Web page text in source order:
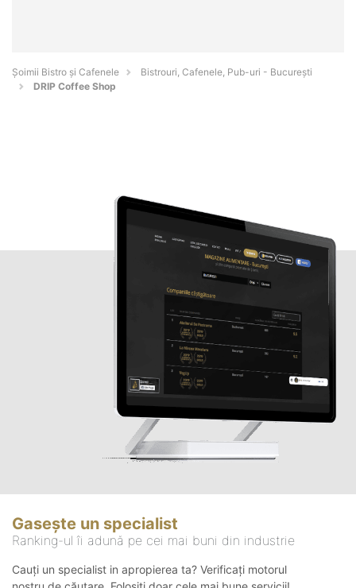
Șoimii Bistro și Cafenele
Bistrouri, Cafenele, Pub-uri - Bucureşti
DRIP Coffee Shop
Gasește un specialist
Ranking-ul îi adună pe cei mai buni din industrie
Cauți un specialist in apropierea ta? Verificați motorul